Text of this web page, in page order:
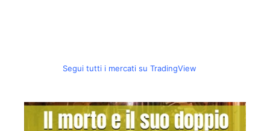
Segui tutti i mercati su TradingView